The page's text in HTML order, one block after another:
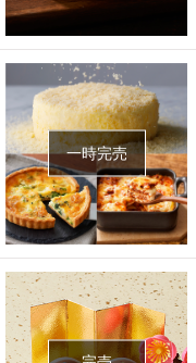
一時完売